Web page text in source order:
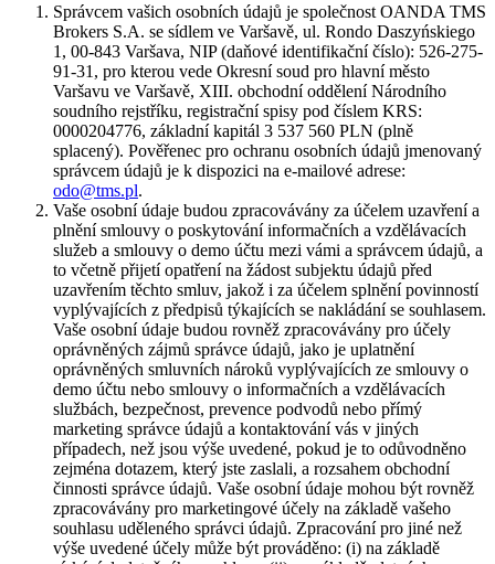
Správcem vašich osobních údajů je společnost OANDA TMS
Brokers S.A. se sídlem ve Varšavě, ul. Rondo Daszyńskiego
1, 00-843 Varšava, NIP (daňové identifikační číslo): 526-275-
91-31, pro kterou vede Okresní soud pro hlavní město
Varšavu ve Varšavě, XIII. obchodní oddělení Národního
soudního rejstříku, registrační spisy pod číslem KRS:
0000204776, základní kapitál 3 537 560 PLN (plně
splacený). Pověřenec pro ochranu osobních údajů jmenovaný
správcem údajů je k dispozici na e-mailové adrese:
odo@tms.pl.
Vaše osobní údaje budou zpracovávány za účelem uzavření a
plnění smlouvy o poskytování informačních a vzdělávacích
služeb a smlouvy o demo účtu mezi vámi a správcem údajů, a
to včetně přijetí opatření na žádost subjektu údajů před
uzavřením těchto smluv, jakož i za účelem splnění povinností
vyplývajících z předpisů týkajících se nakládání se souhlasem.
Vaše osobní údaje budou rovněž zpracovávány pro účely
oprávněných zájmů správce údajů, jako je uplatnění
oprávněných smluvních nároků vyplývajících ze smlouvy o
demo účtu nebo smlouvy o informačních a vzdělávacích
službách, bezpečnost, prevence podvodů nebo přímý
marketing správce údajů a kontaktování vás v jiných
případech, než jsou výše uvedené, pokud je to odůvodněno
zejména dotazem, který jste zaslali, a rozsahem obchodní
činnosti správce údajů. Vaše osobní údaje mohou být rovněž
zpracovávány pro marketingové účely na základě vašeho
souhlasu uděleného správci údajů. Zpracování pro jiné než
výše uvedené účely může být prováděno: (i) na základě